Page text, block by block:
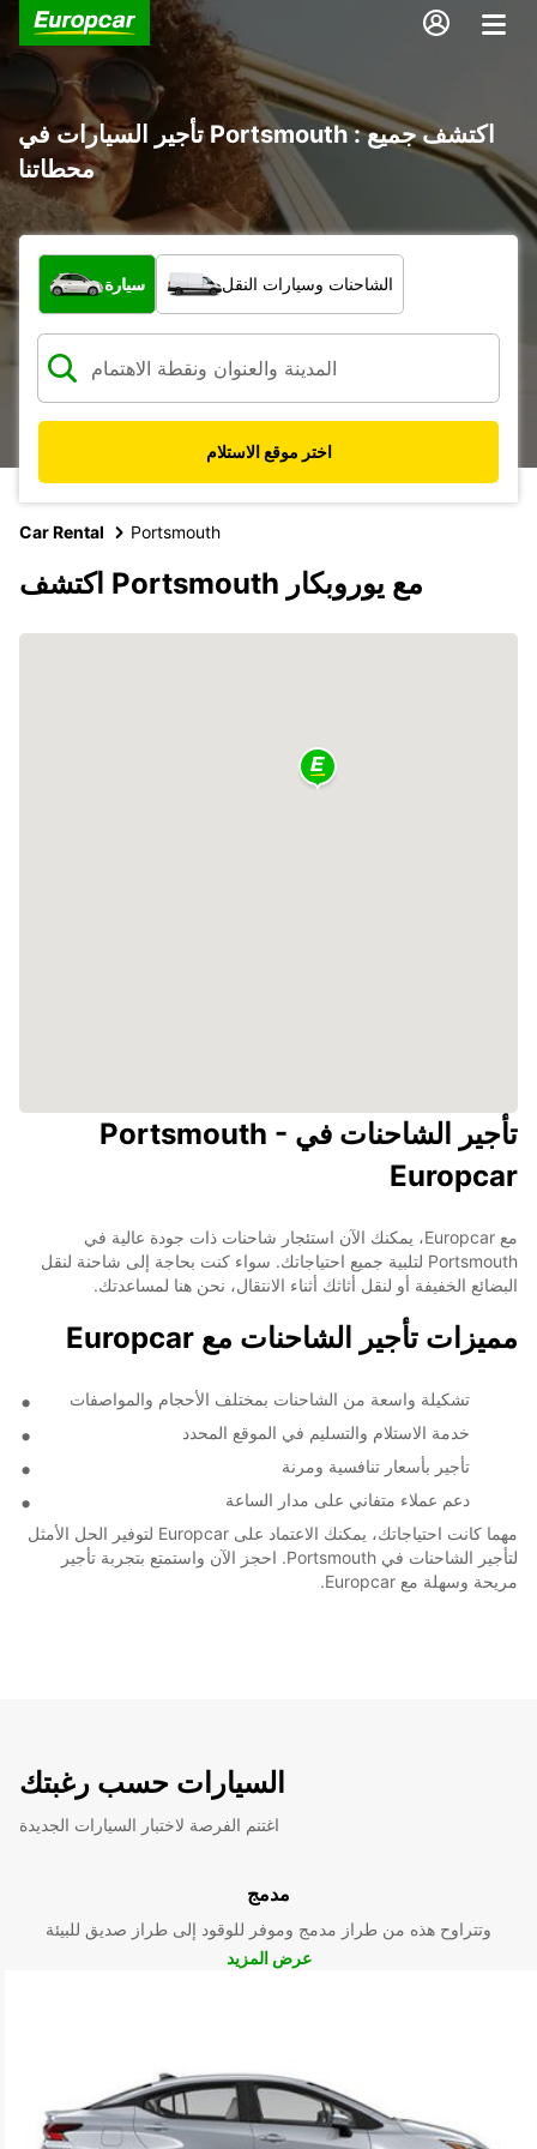
تأجير السيارات في Portsmouth : اكتشف جميع
محطاتنا
ما نوع المركبة؟
سيارة الشاحنات وسيارات النقل
اختر موقع الاستلام
Car Rental Portsmouth
اكتشف Portsmouth مع يوروبكار
تأجير الشاحنات في Portsmouth -
Europcar
مع Europcar، يمكنك الآن استئجار شاحنات ذات جودة عالية في
Portsmouth لتلبية جميع احتياجاتك. سواء كنت بحاجة إلى شاحنة لنقل
البضائع الخفيفة أو لنقل أثاثك أثناء الانتقال، نحن هنا لمساعدتك.
مميزات تأجير الشاحنات مع Europcar
تشكيلة واسعة من الشاحنات بمختلف الأحجام والمواصفات
خدمة الاستلام والتسليم في الموقع المحدد
تأجير بأسعار تنافسية ومرنة
دعم عملاء متفاني على مدار الساعة
مهما كانت احتياجاتك، يمكنك الاعتماد على Europcar لتوفير الحل الأمثل
لتأجير الشاحنات في Portsmouth. احجز الآن واستمتع بتجربة تأجير
مريحة وسهلة مع Europcar.
السيارات حسب رغبتك
اغتنم الفرصة لاختبار السيارات الجديدة
مدمج
وتتراوح هذه من طراز مدمج وموفر للوقود إلى طراز صديق للبيئة
عرض المزيد